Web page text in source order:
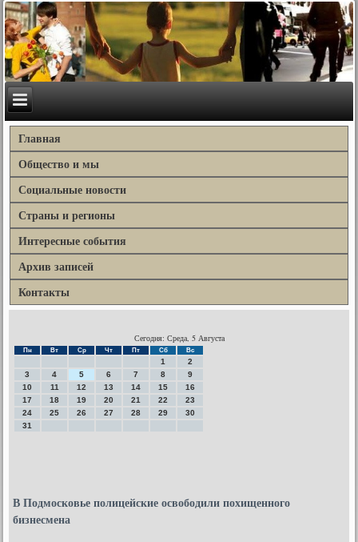
Главная
Общество и мы
Социальные новости
Страны и регионы
Интересные события
Архив записей
Контакты
Сегодня: Среда, 5 Августа
Пн Вт Ср Чт Пт Сб Вс
1
2
3
4 5 6 7 8
9
10
11 12 13 14 15
16
17
18 19 20 21 22
23
24
25 26 27 28 29
30
31
В Подмосковье полицейские освободили похищенного
бизнесмена